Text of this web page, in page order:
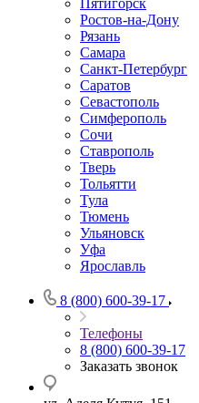
Пятигорск
Ростов-на-Дону
Рязань
Самара
Санкт-Петербург
Саратов
Севастополь
Симферополь
Сочи
Ставрополь
Тверь
Тольятти
Тула
Тюмень
Ульяновск
Уфа
Ярославль
8 (800) 600-39-17
Телефоны
8 (800) 600-39-17
Заказать звонок